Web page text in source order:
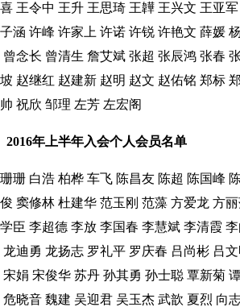
王令中 王升 王思琦 王韡 王兴文 王亚军
涵 许峰 许家上 许诺 许锐 许艳文 薛媛
曾念长 曾清生 詹艾斌 张超 张辰鸿 张春
赵继红 赵建新 赵明 赵文 赵佑铭 郑标
祝欣 邹理 左芳 左宏阁
2016年上半年入会个人会员名单
珊 白浩 柏桦 车飞 陈昌友 陈超 陈国峰
窦修林 杜建华 范玉刚 范藻 方爱龙 方
臣 李超德 李放 李国春 李慧斌 李清霞
龙迪勇 龙扬志 罗礼平 罗庆春 吕尚彬 吕
宋娟 宋俊华 苏丹 孙其勇 孙士聪 覃新菊
危晓音 魏建 吴迎君 吴玉杰 武歆 夏烈 向